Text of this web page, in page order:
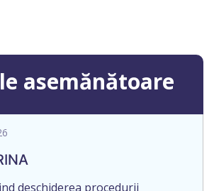
asemănătoare
deschiderea procedurii